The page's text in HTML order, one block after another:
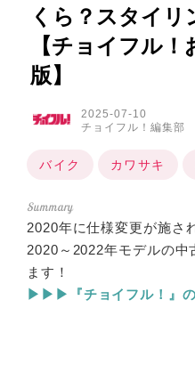
くら？スタイリ
【チョイフル
版】
2025-07-10
チョイフル！編集部
バイク カワサキ
2020年に仕様変更が施さ
2020～2022年モデルの
ます！
▶▶▶『チョイフル！』の